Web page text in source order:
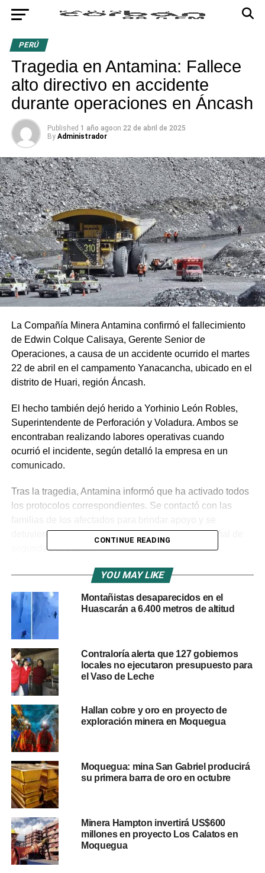
PERÚ
Tragedia en Antamina: Fallece
alto directivo en accidente
durante operaciones en Áncash
Published 1 año agoon 22 de abril de 2025
By Administrador
La Compañía Minera Antamina confirmó el fallecimiento
de Edwin Colque Calisaya, Gerente Senior de
Operaciones, a causa de un accidente ocurrido el martes
22 de abril en el campamento Yanacancha, ubicado en el
distrito de Huari, región Áncash.
El hecho también dejó herido a Yorhinio León Robles,
Superintendente de Perforación y Voladura. Ambos se
encontraban realizando labores operativas cuando
ocurrió el incidente, según detalló la empresa en un
comunicado.
Tras la tragedia, Antamina informó que ha activado todos
los protocolos correspondientes. Se contactó con las
detuvieron completamente las operaciones en señal de
seguridad y respeto.
La minera indicó además que se ha iniciado una
en coordinación con las autoridades competentes.
«Es un momento
sumamente triste para
quienes somos parte de
Antamina», expresó la
empresa, agradeciendo
las muestras de
solidaridad recibidas.
Antamina es una de las principales empresas mineras de
Perú, conocida por operar una de las minas más grandes
de cobre y zinc del mundo, ubicada en la región de
Áncash, a 4,300 metros sobre el nivel del mar. La mina
extrae cobre, zinc, plata y molibdeno, y su concentradora
procesa grandes cantidades de mineral.
CONTINUE READING
YOU MAY LIKE
Montañistas desaparecidos en el
Huascarán a 6.400 metros de altitud
Contraloría alerta que 127 gobiernos
locales no ejecutaron presupuesto para
el Vaso de Leche
Hallan cobre y oro en proyecto de
exploración minera en Moquegua
Moquegua: mina San Gabriel producirá
su primera barra de oro en octubre
Minera Hampton invertirá US$600
millones en proyecto Los Calatos en
Moquegua